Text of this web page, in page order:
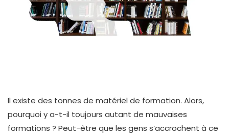
Il existe des tonnes de matériel de formation. Alors,
pourquoi y a-t-il toujours autant de mauvaises
formations ? Peut-être que les gens s’accrochent à ce